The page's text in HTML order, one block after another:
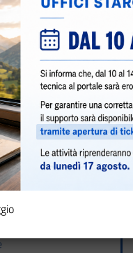
in
ora, in